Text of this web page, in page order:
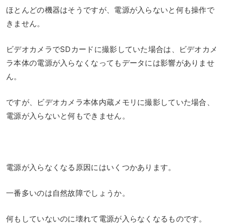
ほとんどの機器はそうですが、電源が入らないと何も操作で
きません。
ビデオカメラでSDカードに撮影していた場合は、ビデオカメ
ラ本体の電源が入らなくなってもデータには影響がありませ
ん。
ですが、ビデオカメラ本体内蔵メモリに撮影していた場合、
電源が入らないと何もできません。
電源が入らなくなる原因にはいくつかあります。
一番多いのは自然故障でしょうか。
何もしていないのに壊れて電源が入らなくなるものです。